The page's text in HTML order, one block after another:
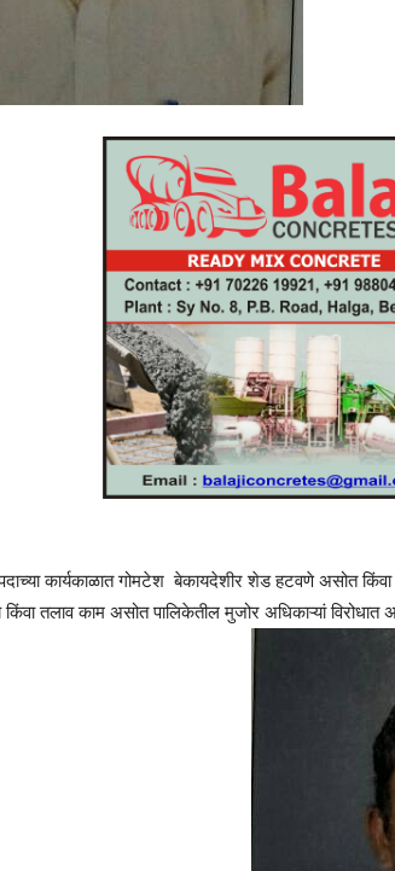
कार्यकाळात गोमटेश बेकायदेशीर शेड हटवणे असोत
तलाव काम असोत पालिकेतील मुजोर अधिकाऱ्यां